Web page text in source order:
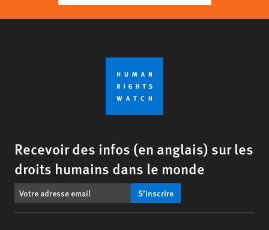
Recevoir des infos (en anglais) sur les
droits humains dans le monde
S’inscrire